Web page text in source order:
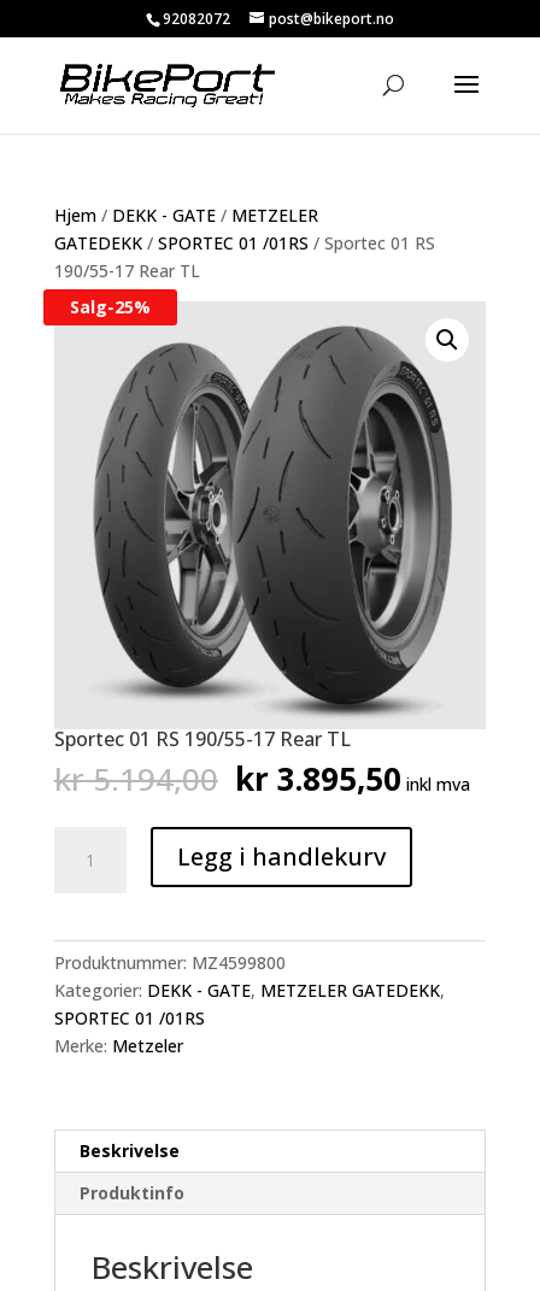
92082072 post@bikeport.no
Hjem/ DEKK - GATE/ METZELER
GATEDEKK/ SPORTEC 01 /01RS / Sportec 01 RS
190/55-17 Rear TL
Salg-25%
Sportec 01 RS 190/55-17 Rear TL
kr5.194,00 Opprinnelig
pris
var:
kr 5.194,00.
kr3.895,50
pris
er:
inkl mva
antall
Legg i handlekurv
Produktnummer: MZ4599800
Kategorier: DEKK - GATE, METZELER GATEDEKK,
SPORTEC 01 /01RS
Merke: Metzeler
Beskrivelse
Produktinfo
Beskrivelse